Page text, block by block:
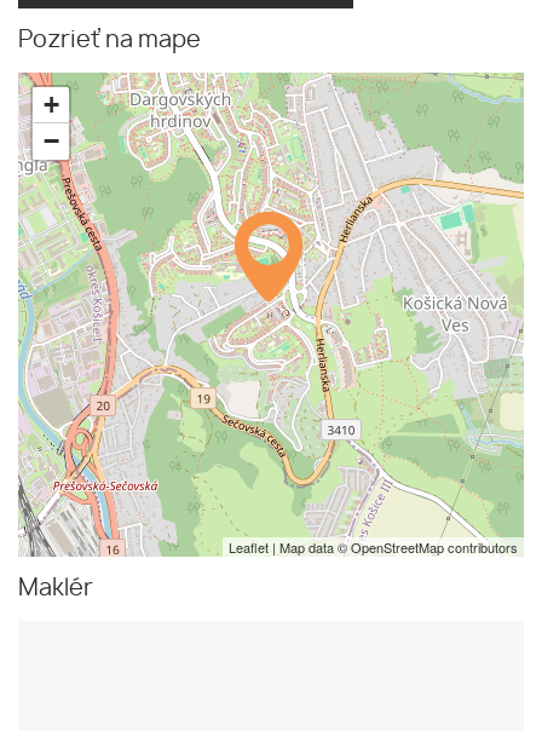
Pozrieť na mape
+
−
Leaflet | Map data ©OpenStreetMapcontributors
Maklér